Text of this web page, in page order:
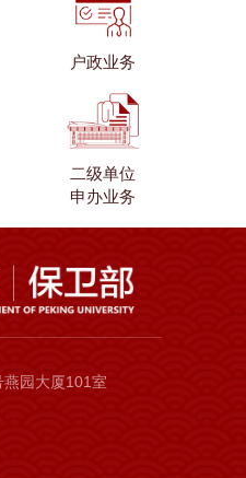
户政业务
二级单位
申办业务
园大厦101室